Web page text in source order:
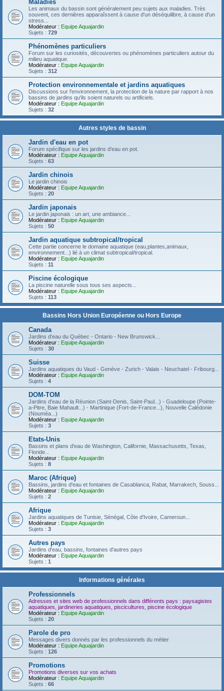
Maladies
Les animaux du bassin sont généralement peu sujets aux maladies. Très
souvent, ces dernières apparaîssent à cause d'un déséquilibre, à cause d'un
stress...
Modérateur : Equipe Aquajardin
Sujets : 729
Phénomènes particuliers
Forum sur les curiosités, découvertes ou phénomènes particuliers autour du
milieu aquatique.
Modérateur : Equipe Aquajardin
Sujets : 312
Protection environnementale et jardins aquatiques
Discussions sur l'environnement, la protection de la nature par rapport à nos
bassins de jardins qu'ils soient naturels ou artificiels.
Modérateur : Equipe Aquajardin
Sujets : 32
Autres styles de bassin
Jardin d'eau en pot
Forum spécifique sur les jardins d'eau en pot.
Modérateur : Equipe Aquajardin
Sujets : 63
Jardin chinois
Le jardin chinois
Modérateur : Equipe Aquajardin
Sujets : 20
Jardin japonais
Le jardin japonais : un art, une ambiance...
Modérateur : Equipe Aquajardin
Sujets : 50
Jardin aquatique subtropical/tropical
Cette partie concerne le domaine aquatique (eau,plantes,animaux,
environnement...) lié à un climat subtropical/tropical.
Modérateur : Equipe Aquajardin
Sujets : 11
Piscine écologique
La piscine naturelle sous tous ses aspects...
Modérateur : Equipe Aquajardin
Sujets : 113
Bassins Hors Union Européenne ou Hors Europe
Canada
Jardins d'eau du Québec - Ontario - New Brunswick...
Modérateur : Equipe Aquajardin
Sujets : 30
Suisse
Jardins aquatiques du Vaud - Genève - Zurich - Valais - Neuchatel - Fribourg...
Modérateur : Equipe Aquajardin
Sujets : 4
DOM-TOM
Jardins d'eau de la Réunion (Saint-Denis, Saint-Paul...) - Guadeloupe (Pointe-
a-Pitre, Baie Mahault...) - Martinique (Fort-de-France...), Nouvelle Calédonie
(Nouméa...)
Modérateur : Equipe Aquajardin
Sujets : 3
Etats-Unis
Bassins et plans d'eau de Washington, Californie, Massachusetts, Texas,
Floride...
Modérateur : Equipe Aquajardin
Sujets : 8
Maroc (Afrique)
Bassins, jardins d'eau et fontaines de Casablanca, Rabat, Marrakech, Souss...
Modérateur : Equipe Aquajardin
Sujets : 2
Afrique
Jardins aquatiques de Tunisie, Sénégal, Côte d'Ivoire, Cameroun...
Modérateur : Equipe Aquajardin
Sujets : 3
Autres pays
Jardins d'eau, bassins, fontaines d'autres pays
Modérateur : Equipe Aquajardin
Sujets : 1
Informations générales
Professionnels
Adresses et sites web de professionnels dans différents pays : paysagistes
aquatiques, jardineries aquatiques, piscicultures, piscine écologique
Modérateur : Equipe Aquajardin
Sujets : 20
Parole de pro
Messages divers donnés par les professionnels du métier
Modérateur : Equipe Aquajardin
Sujets : 126
Promotions
Promotions diverses sur vos achats
Modérateur : Equipe Aquajardin
Sujets : 66